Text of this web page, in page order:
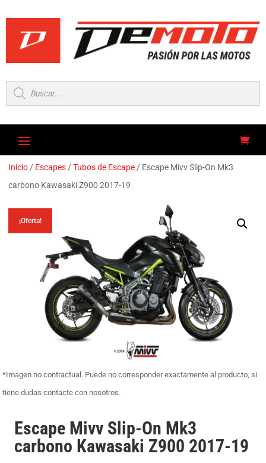
Búsqueda
de
productos
Inicio / Escapes /Tubos de Escape / Escape Mivv Slip-On Mk3
carbono Kawasaki Z900 2017-19
¡Oferta!
*Imagen no contractual. Puede no corresponder exactamente al producto, si
tiene dudas contacte con nosotros.
Escape Mivv Slip-On Mk3
carbono Kawasaki Z900 2017-19